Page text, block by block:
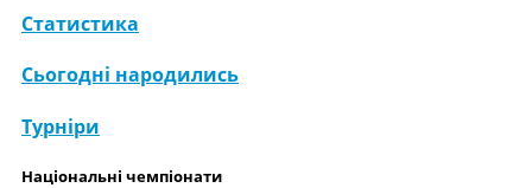
Статистика
Сьогодні народились
Турніри
Національні чемпіонати